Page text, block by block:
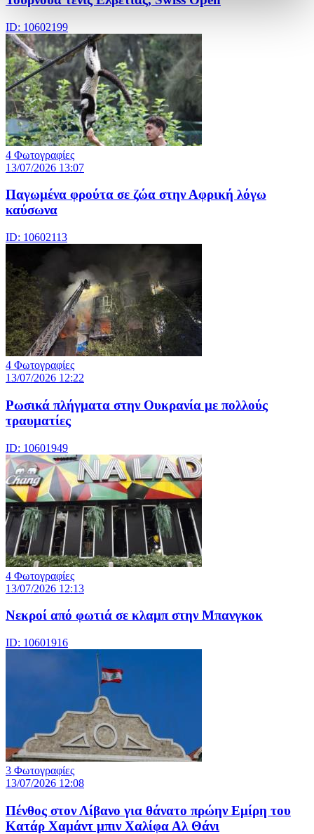
ID: 10602199
4 Φωτογραφίες
13/07/2026 13:07
Παγωμένα φρούτα σε ζώα στην Αφρική λόγω
καύσωνα
ID: 10602113
4 Φωτογραφίες
13/07/2026 12:22
Ρωσικά πλήγματα στην Ουκρανία με πολλούς
τραυματίες
ID: 10601949
4 Φωτογραφίες
13/07/2026 12:13
Νεκροί από φωτιά σε κλαμπ στην Μπανγκοκ
ID: 10601916
3 Φωτογραφίες
13/07/2026 12:08
Πένθος στον Λίβανο για θάνατο πρώην Εμίρη του
Κατάρ Χαμάντ μπιν Χαλίφα Αλ Θάνι